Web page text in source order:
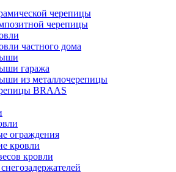
черепицы
черепицы
частного дома
гаража
из металлочерепицы
BRAAS
ограждения
кровли
кровли